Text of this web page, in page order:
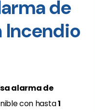
de
Incendio
alarma de
con hasta1